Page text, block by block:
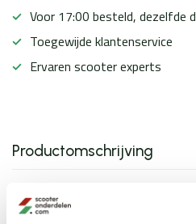
Voor 17:00 besteld, dezelfde
Toegewijde klantenservice
Ervaren scooter experts
Productomschrijving
Specificaties